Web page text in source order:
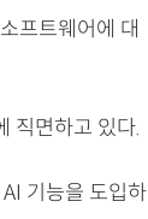
프트웨어에 대
직면하고 있다.
기능을 도입하